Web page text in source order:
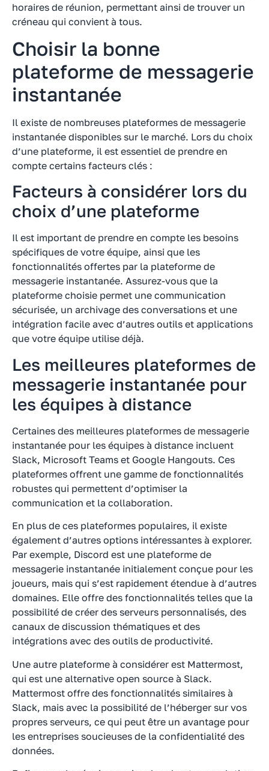
horaires de réunion, permettant ainsi de trouver un
créneau qui convient à tous.
Choisir la bonne
plateforme de messagerie
instantanée
Il existe de nombreuses plateformes de messagerie
instantanée disponibles sur le marché. Lors du choix
d’une plateforme, il est essentiel de prendre en
compte certains facteurs clés :
Facteurs à considérer lors du
choix d’une plateforme
Il est important de prendre en compte les besoins
spécifiques de votre équipe, ainsi que les
fonctionnalités offertes par la plateforme de
messagerie instantanée. Assurez-vous que la
plateforme choisie permet une communication
sécurisée, un archivage des conversations et une
intégration facile avec d’autres outils et applications
que votre équipe utilise déjà.
Les meilleures plateformes de
messagerie instantanée pour
les équipes à distance
Certaines des meilleures plateformes de messagerie
instantanée pour les équipes à distance incluent
Slack, Microsoft Teams et Google Hangouts. Ces
plateformes offrent une gamme de fonctionnalités
robustes qui permettent d’optimiser la
communication et la collaboration.
En plus de ces plateformes populaires, il existe
également d’autres options intéressantes à explorer.
Par exemple, Discord est une plateforme de
messagerie instantanée initialement conçue pour les
joueurs, mais qui s’est rapidement étendue à d’autres
domaines. Elle offre des fonctionnalités telles que la
possibilité de créer des serveurs personnalisés, des
canaux de discussion thématiques et des
intégrations avec des outils de productivité.
Une autre plateforme à considérer est Mattermost,
qui est une alternative open source à Slack.
Mattermost offre des fonctionnalités similaires à
Slack, mais avec la possibilité de l’héberger sur vos
propres serveurs, ce qui peut être un avantage pour
les entreprises soucieuses de la confidentialité des
données.